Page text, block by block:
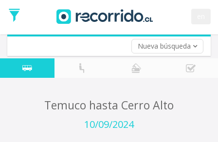
Nueva búsqueda
de
Ida
Vuelta (opcional)
Fecha
de
Temuco hasta Cerro Alto
10/09/2024